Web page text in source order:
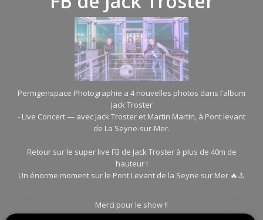
Permgenspace Photographie a 4 nouvelles photos dans l’album
Jack Troster
- Live Concert — avec Jack Troster et Martin Martin, à Pont levant
de La Seyne-sur-Mer.
Retour sur le super live FB de Jack Troster à plus de 40m de
hauteur !
Un énorme moment sur le Pont Levant de la Seyne sur Mer 🔥⚓️
Merci pour le show !!